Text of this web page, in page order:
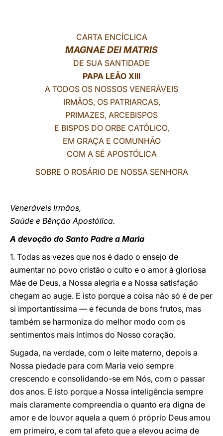
CARTA ENCÍCLICA
MAGNAE DEI MATRIS
DE SUA SANTIDADE
PAPA LEÃO XIII
A TODOS OS NOSSOS VENERÁVEIS
IRMÃOS, OS PATRIARCAS,
PRIMAZES, ARCEBISPOS
E BISPOS DO ORBE CATÓLICO,
EM GRAÇA E COMUNHÃO
COM A SÉ APOSTÓLICA
SOBRE O ROSÁRIO DE NOSSA SENHORA
Veneráveis Irmãos,
Saúde e Bênção Apostólica.
A devoção do Santo Padre a Maria
1. Todas as vezes que nos é dado o ensejo de
aumentar no povo cristão o culto e o amor à gloriosa
Mãe de Deus, a Nossa alegria e a Nossa satisfação
chegam ao auge. E isto porque a coisa não só é de per
si importantíssima ― e fecunda de bons frutos, mas
também se harmoniza do melhor modo com os
sentimentos mais íntimos do Nosso coração.
Sugada, na verdade, com o leite materno, depois a
Nossa piedade para com Maria veio sempre
crescendo e consolidando-se em Nós, com o passar
dos anos. E isto porque a Nossa inteligência sempre
mais claramente compreendia o quanto era digna de
amor e de louvor aquela a quem ó próprio Deus amou
em primeiro, e com tal afeto que a elevou acima de